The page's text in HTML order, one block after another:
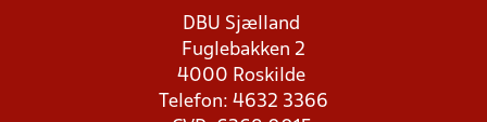
DBU Sjælland
Fuglebakken 2
4000 Roskilde
Telefon: 4632 3366